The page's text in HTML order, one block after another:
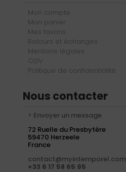
Mon compte
Mon panier
Mes favoris
Retours et échanges
Mentions légales
CGV
Politique de confidentialité
Nous contacter
> Envoyer un message
72 Ruelle du Presbytère
59470 Herzeele
France
contact@myintemporel.com
+33 6 17 58 65 95